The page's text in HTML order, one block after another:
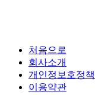
처음으로
회사소개
개인정보호정책
이용약관